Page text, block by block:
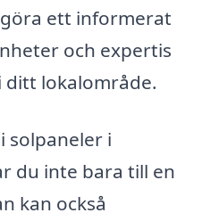
ett informerat
och expertis
ditt lokalområde.
solpaneler i
du inte bara till en
kan också